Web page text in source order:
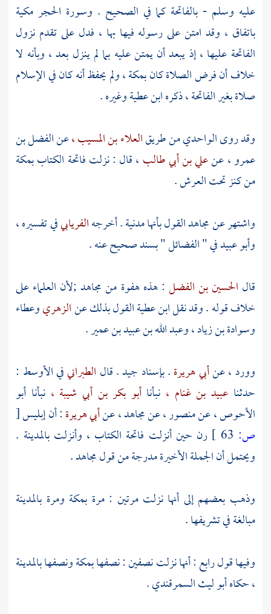
عليه وسلم - بالفاتحة كما في الصحيح . وسورة الحجر مكية
باتفاق ، وقد امتن على رسوله فيها بها ، فدل على تقدم نزول
الفاتحة عليها ، إذ يبعد أن يمتن عليه بما لم ينزل بعد ، وبأنه لا
خلاف أن فرض الصلاة كانبمكة، ولم يحفظ أنه كان في الإسلام
صلاة بغير الفاتحة ، ذكره ابن عطية وغيره .
وقد روىالواحديمن طريقالعلاء بن المسيب ،عنالفضل بن
عمرو، عنعلي بن أبي طالب ، قال : نزلت فاتحة الكتاببمكة
من كنز تحت العرش .
واشتهر عنمجاهدالقول بأنها مدنية . أخرجهالفريابيفي تفسيره ،
وأبو عبيدفي " الفضائل " بسند صحيح عنه .
قال الحسين بن الفضل : هذه هفوة منمجاهد;لأن العلماء على
خلاف قوله . وقد نقلابن عطيةالقول بذلك عنالزهريوعطاء
وسوادة بن زياد،وعبد الله بن عبيد بن عمير.
وورد ، عنأبي هريرة. بإسناد جيد . قال الطبرانيفي الأوسط :
حدثنا عبيد بن غنام ، نبأناأبو بكر بن أبي شيبة ،نبأنا أبو
الأحوص ،عنمنصور ،عنمجاهد ،عنأبي هريرة: أن إبليس[
ص:
رن حين أنزلت فاتحة الكتاب ، وأنزلتبالمدينة .
ويحتمل أن الجملة الأخيرة مدرجة من قولمجاهد .
وذهب بعضهم إلى أنها نزلت مرتين : مرة بمكة ومرة بالمدينة
مبالغة في تشريفها .
وفيها قول رابع : أنها نزلت نصفين : نصفهابمكةونصفهابالمدينة
، حكاهأبو ليث السمرقندي.